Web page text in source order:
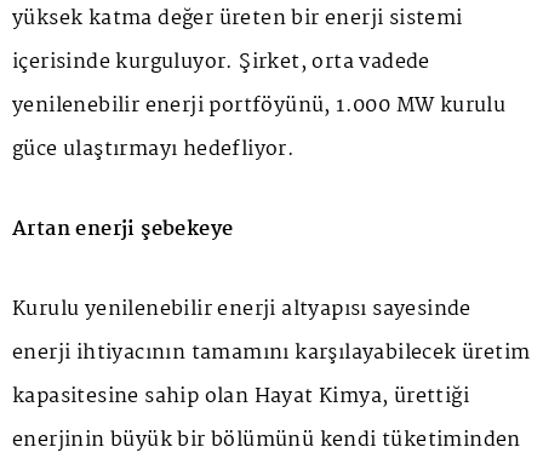
yüksek katma değer üreten bir enerji sistemi
içerisinde kurguluyor. Şirket, orta vadede
yenilenebilir enerji portföyünü, 1.000 MW kurulu
güce ulaştırmayı hedefliyor.
Artan enerji şebekeye
Kurulu yenilenebilir enerji altyapısı sayesinde
enerji ihtiyacının tamamını karşılayabilecek üretim
kapasitesine sahip olan Hayat Kimya, ürettiği
enerjinin büyük bir bölümünü kendi tüketiminden